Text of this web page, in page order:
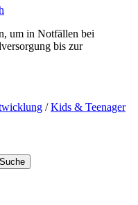
um in Notfällen bei
bis zur
/Kids & Teenager